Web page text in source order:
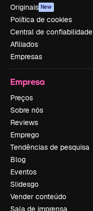
Originais New
Política de cookies
Central de confiabilidade
Afiliados
Empresas
Empresa
Preços
Sobre nós
Reviews
Emprego
Tendências de pesquisa
Blog
Eventos
Slidesgo
Vender conteúdo
Sala de imprensa